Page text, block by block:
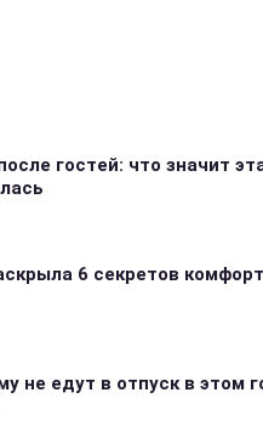
гостей: что значит
6 секретов
не едут в отпуск в этом